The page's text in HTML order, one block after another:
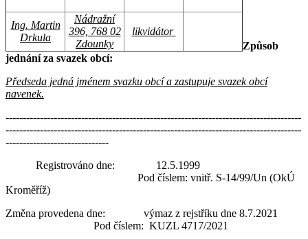
Ing. Martin
Drkula
Nádražní
396, 768 02
Zdounky
likvidátor
Způsob
jednání za svazek obcí:
Předseda jedná jménem svazku obcí a zastupuje svazek obcí
navenek.
--------------------------------------------------------------------------------------
--------------------------------------------------------------------------------------
------------------------------
Registrováno dne: 12.5.1999
Pod číslem: vnitř. S-14/99/Un (OkÚ
Kroměříž)
Změna provedena dne: výmaz z rejstříku dne 8.7.2021
Pod číslem: KUZL 4717/2021